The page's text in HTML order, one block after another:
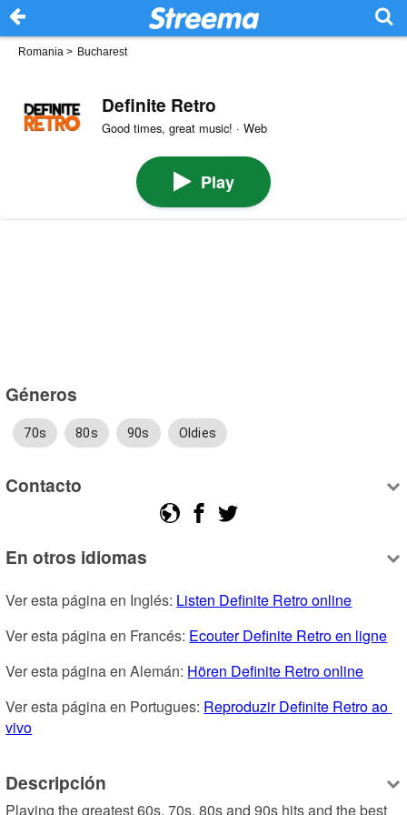
Romania > Bucharest
Definite Retro
Good times, great music! · Web
Play
Géneros
70s 80s 90s Oldies
Contacto
En otros idiomas
Ver esta página en Inglés: Listen Definite Retro online
Ver esta página en Francés: Ecouter Definite Retro en ligne
Ver esta página en Alemán: Hören Definite Retro online
Ver esta página en Portugues: Reproduzir Definite Retro ao
vivo
Descripción
Playing the greatest 60s, 70s, 80s and 90s hits and the best